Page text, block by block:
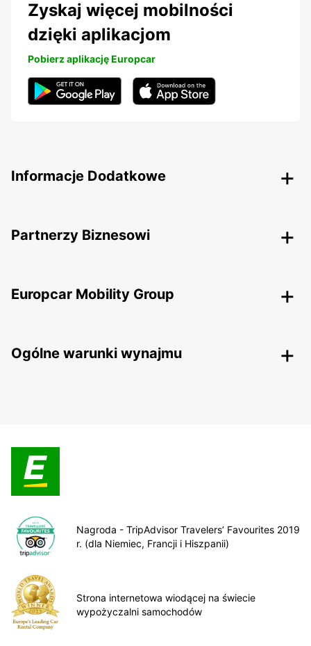
Zyskaj więcej mobilności
dzięki aplikacjom
Pobierz aplikację Europcar
Informacje Dodatkowe
Partnerzy Biznesowi
Europcar Mobility Group
Ogólne warunki wynajmu
Nagroda - TripAdvisor Travelers’ Favourites 2019
r. (dla Niemiec, Francji i Hiszpanii)
Strona internetowa wiodącej na świecie
wypożyczalni samochodów